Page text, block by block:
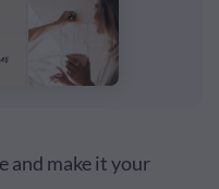
and make it your